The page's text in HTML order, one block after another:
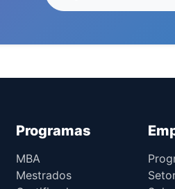
Programas
MBA
Mestrados